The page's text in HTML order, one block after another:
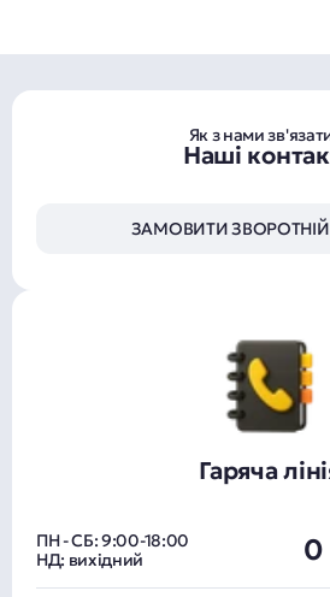
Як з нами
Наші
ЗАМОВИТИ
Гаряча
ПН - СБ: 9:00-18:00
НД: вихідний
0